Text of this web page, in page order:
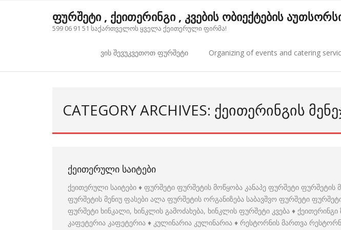
ფურშეტი , ქეითერინგი , კვების ობიექტების
599 06 91 51 საქართველოს ყველა ქეითერული ფირმა!
ვის შევუკვეთოთ ფურშეტი Organizing of events and catering
CATEGORY ARCHIVES: ᲥᲔᲘᲗᲔᲠᲘᲜᲒᲘᲡ
ᲥᲔᲘᲗᲔᲠᲣᲚᲘ ᲡᲐᲘᲢᲔᲑᲘ
ქეითერული საიტები ♦ ფურშეტი ფურშეტის მოწყობა კანაპე ფურშეტი
ფურშეტის მენიუ ფასები ალა ფურშეტის ორგანიზება საბავშვო ფურშეტი
ფურშეტი ხინკალი, ხინკლის გამოძახება, ხინკლის ფურშეტი კვება ♦
კაფეტერია კაფეტერია ♦ კულინარია კულინარია ♦ რესტორნის მართვა